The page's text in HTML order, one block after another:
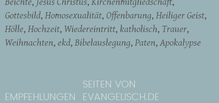
Gottesbild Homosexualität Offenbarung Heiliger Geist
Hölle Hochzeit Wiedereintritt katholisch Trauer
Weihnachten ekd Bibelauslegung Paten Apokalypse
EMPFEHLUNGEN
SEITEN VON
EVANGELISCH.DE